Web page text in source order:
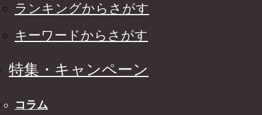
ランキングからさがす
キーワードからさがす
特集・キャンペーン
コラム